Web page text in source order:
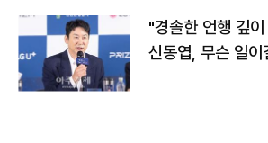
"경솔한 언행 깊
신동엽, 무슨 일이